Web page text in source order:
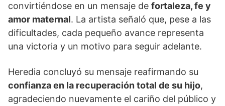
convirtiéndose en un mensaje de fortaleza, fe y
amor maternal. La artista señaló que, pese a las
dificultades, cada pequeño avance representa
una victoria y un motivo para seguir adelante.
Heredia concluyó su mensaje reafirmando su
confianza en la recuperación total de su hijo,
agradeciendo nuevamente el cariño del público y